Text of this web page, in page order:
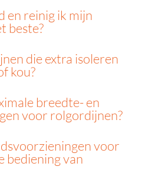
en reinig ik mijn
beste?
die extra isoleren
kou?
breedte- en
voor rolgordijnen?
voor
bediening van